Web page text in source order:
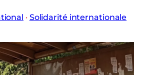
· Solidarité internationale